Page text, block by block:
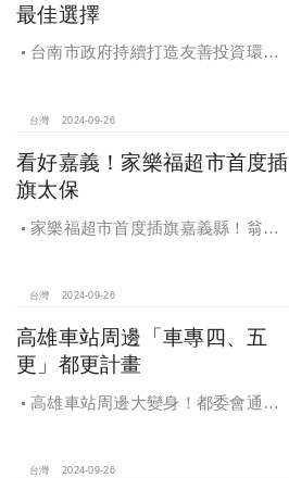
最佳選擇
台南市政府持續打造友善投資環
超過5萬個就業機會
台灣 2024-09-26
看好嘉義！家樂福超市首度插
旗太保
家樂福超市首度插旗嘉義縣！翁章
台灣 2024-09-26
高雄車站周邊「車專四、五
更」都更計畫
高雄車站周邊大變身！都委會通過
台灣 2024-09-26